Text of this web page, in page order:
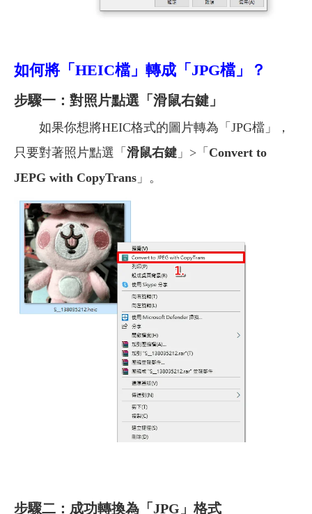
如何將 「HEIC檔」轉成「JPG檔」？
步驟一：對照片點選「滑鼠右鍵」
如果你想將HEIC格式的圖片轉為「JPG檔」，
只要對著照片點選「 滑鼠右鍵 」>「 Convert to
JEPG with CopyTrans 」。
步驟二：成功轉換為「JPG」格式